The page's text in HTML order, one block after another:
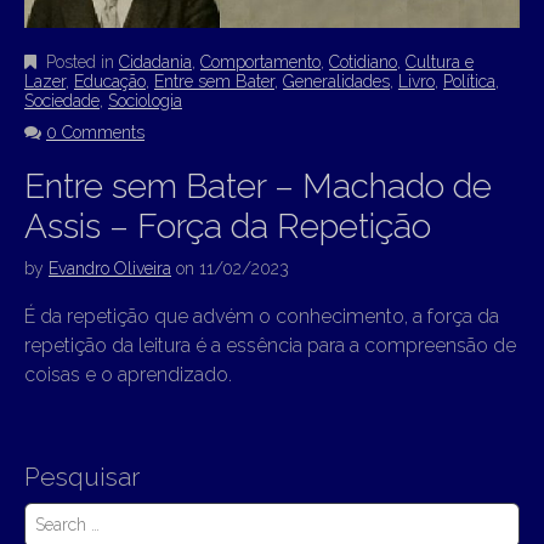
Posted in Cidadania, Comportamento, Cotidiano, Cultura e
Lazer, Educação, Entre sem Bater, Generalidades, Livro, Política,
Sociedade, Sociologia
0 Comments
Entre sem Bater – Machado de
Assis – Força da Repetição
by Evandro Oliveira on 11/02/2023
É da repetição que advém o conhecimento, a força da
repetição da leitura é a essência para a compreensão de
coisas e o aprendizado.
Pesquisar
S